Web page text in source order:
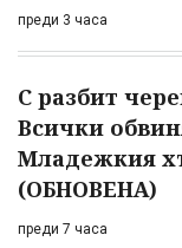
преди 3 часа
С разбит
Всички
Младежкия
(ОБНОВЕНА)
преди 7 часа